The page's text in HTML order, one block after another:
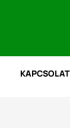
KAPCSOLAT